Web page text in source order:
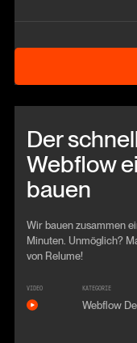
Anschauen
Der
Webflow
bauen
Wir bauen zusammen
Minuten. Unmöglich?
von Relume!
VIDEO KATEGORIE
Webflow